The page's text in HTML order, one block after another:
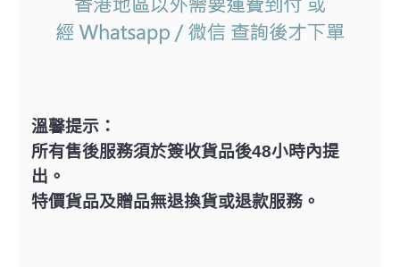
溫馨提示：
所有售後服務須於簽收貨品後48小時內提
出。
特價貨品及贈品無退換貨或退款服務。